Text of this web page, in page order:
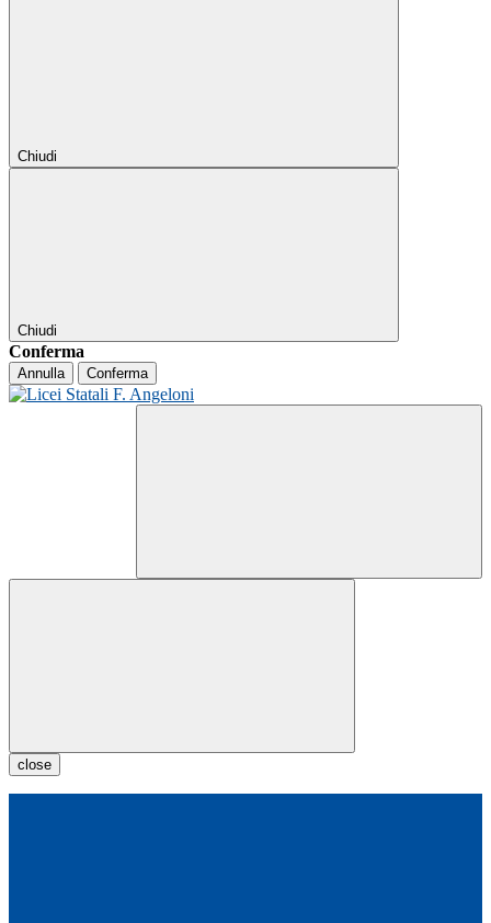
Chiudi
Chiudi
Conferma
Annulla Conferma
close